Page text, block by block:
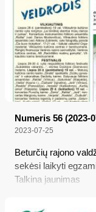
Numeris 56 (2023-
2023-07-25
Beturčių rajono
sekėsi laikyti
Talkina jaunimas